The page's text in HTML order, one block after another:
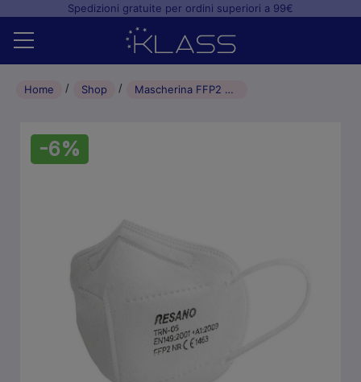
Spedizioni gratuite per ordini superiori a 99€
Home
Studio odontoiatrico
Home Shop Mascherina FFP2 Resano a 5 strati Bianca (25pz)
-6%